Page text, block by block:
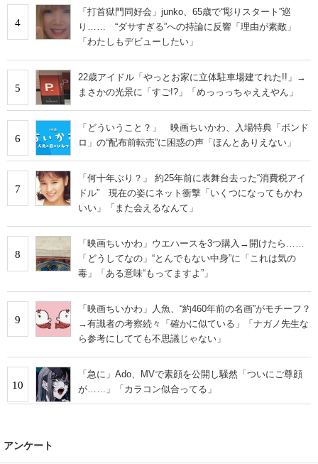
4
「打首獄門同好会」junko、65歳で“彫りスタート”巡
り…… “ダサすぎる”への持論に反響「理由が素敵」
「わたしもデビューしたい」
5
22歳アイドル「やっとお家に立体駐車場建てれた!!」→
まさかの光景に「すご!?」「めっっっちゃええやん」
6
「どういうこと？」 映画ちいかわ、入場特典「ボンド
ロ」の“配布前転売”に困惑の声「ほんとありえない」
7
「何十年ぶり？」 約25年前に表舞台去った“消費税アイ
ドル” 現在の姿にネット衝撃「いくつになってもかわ
いい」「また会えるなんて」
8
「映画ちいかわ」ウエハースを3つ購入→開けたら……
「どうしてなの」“とんでもない中身”に「これは気の
毒」「ある意味“もってますよ”」
9
「映画ちいかわ」人魚、“約460年前の名画”がモチーフ？
→有識者の考察続々「確かに似ている」「ナガノ先生な
ら参考にしてても不思議じゃない」
10
「急に」Ado、MVで素顔を公開し騒然「ついにご尊顔
が……」「カラコン似合ってる」
アンケート